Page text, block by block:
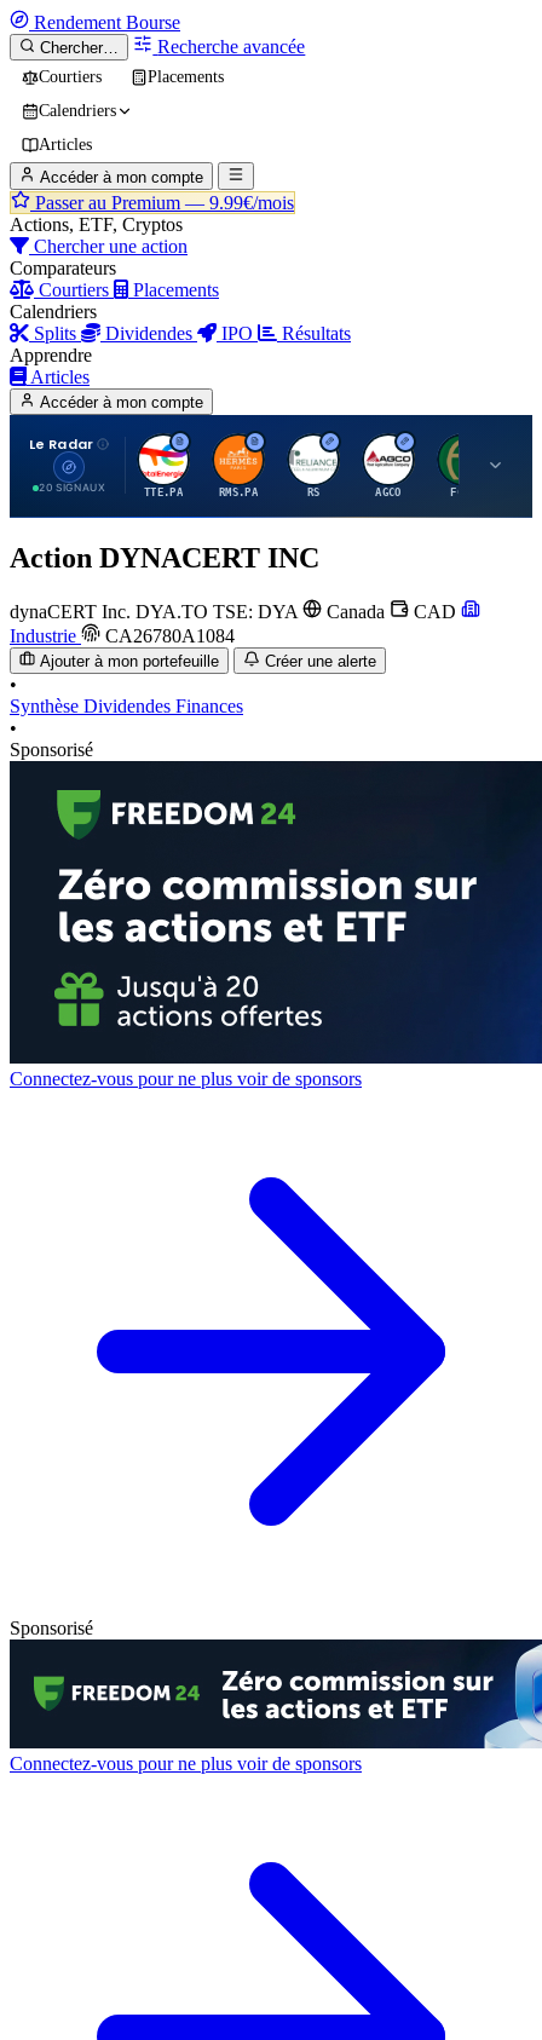
Rendement Bourse
Chercher… Recherche avancée
Courtiers
Placements
Calendriers
Articles
Accéder à mon compte
Passer au Premium — 9.99€/mois
Actions, ETF, Cryptos
Chercher une action
Comparateurs
Courtiers
Placements
Calendriers
Splits
Dividendes IPO
Résultats
Apprendre
Articles
Accéder à mon compte
Le Radar
20 SIGNAUX
T
TTE.PA
H
RMS.PA
R
RS
A
AGCO FCFS
Action DYNACERT INC
dynaCERT Inc. DYA.TO TSE: DYA Canada
CAD
Industrie
CA26780A1084
Ajouter à mon portefeuille Créer une alerte
•
Synthèse Dividendes Finances
•
Sponsorisé
Connectez-vous pour ne plus voir de sponsors
Sponsorisé
Connectez-vous pour ne plus voir de sponsors